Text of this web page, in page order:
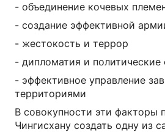
- объединение кочевых
- создание эффективной
- жестокость и террор
- дипломатия и
- эффективное управление
территориями
В совокупности эти факторы
Чингисхану создать одну из